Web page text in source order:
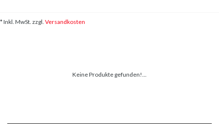
* Inkl. MwSt. zzgl. Versandkosten
Keine Produkte gefunden!...